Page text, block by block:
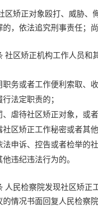
区矫正对象殴打、威胁、
的，依法追究刑事责任；
社区矫正机构工作人员和
职务或者工作便利索取、
行法定职责的；
、虐待社区矫正对象，或
社区矫正工作秘密或者其
法申诉、控告或者检举的
他违纪违法行为的。
人民检察院发现社区矫正
的情况书面回复人民检察